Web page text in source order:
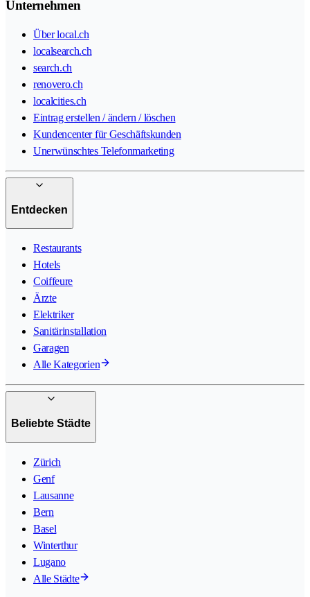
Unternehmen
Über local.ch
localsearch.ch
search.ch
renovero.ch
localcities.ch
Eintrag erstellen / ändern / löschen
Kundencenter für Geschäftskunden
Unerwünschtes Telefonmarketing
Entdecken
Restaurants
Hotels
Coiffeure
Ärzte
Elektriker
Sanitärinstallation
Garagen
Alle Kategorien
Beliebte Städte
Zürich
Genf
Lausanne
Bern
Basel
Winterthur
Lugano
Alle Städte